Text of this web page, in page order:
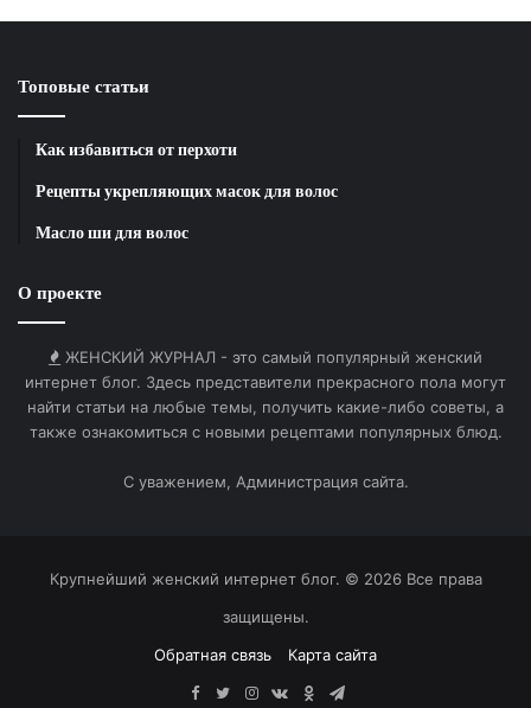
Топовые статьи
Как избавиться от перхоти
Рецепты укрепляющих масок для волос
Масло ши для волос
О проекте
ЖЕНСКИЙ ЖУРНАЛ - это самый популярный женский
интернет блог. Здесь представители прекрасного пола могут
найти статьи на любые темы, получить какие-либо советы, а
также ознакомиться с новыми рецептами популярных блюд.
С уважением, Администрация сайта.
Крупнейший женский интернет блог. © 2026 Все права
защищены.
Обратная связь
Карта сайта
Facebook
TwitterInstagram
vk.comОдноклассники
Telegram